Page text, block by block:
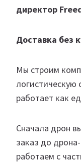
директор
Доставка без
Мы строим
логистическую
работает как
Сначала дрон
заказ до
работаем с